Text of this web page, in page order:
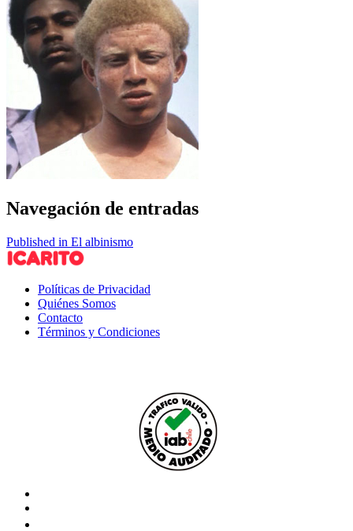
Navegación de entradas
Published in El albinismo
Políticas de Privacidad
Quiénes Somos
Contacto
Términos y Condiciones